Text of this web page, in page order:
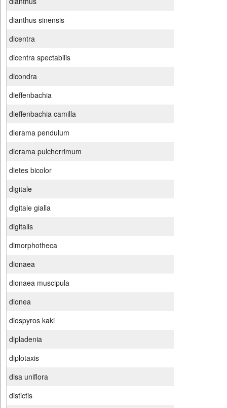
dianthus sinensis
dicentra
dicentra spectabilis
dicondra
dieffenbachia
dieffenbachia camilla
dierama pendulum
dierama pulcherrimum
dietes bicolor
digitale
digitale gialla
digitalis
dimorphotheca
dionaea
dionaea muscipula
dionea
diospyros kaki
dipladenia
diplotaxis
disa uniflora
distictis